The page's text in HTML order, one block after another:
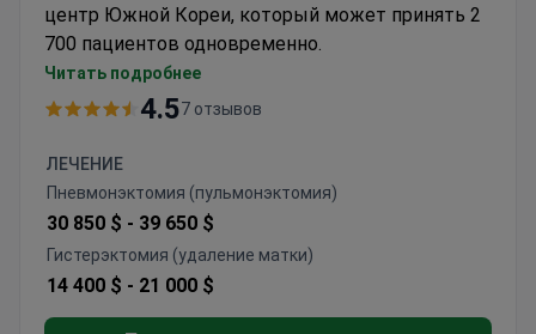
центр Южной Кореи, который может принять 2
700 пациентов одновременно.
Специализация— трансплантация органов,
онкология, кардиология и кардиохирургия. Здесь
сердца в Южной Корее (45%), а успешность
трансплантации органов составляет от 90% — в
зависимости от органа.
Каждый день в госпитале Асан проходят
лечение более 11 800 амбулаторных и 2 550
Читать подробнее
4.57 отзывов
ЛЕЧЕНИЕ
Пневмонэктомия (пульмонэктомия)
30 850 $ - 39 650 $
Гистерэктомия (удаление матки)
14 400 $ - 21 000 $